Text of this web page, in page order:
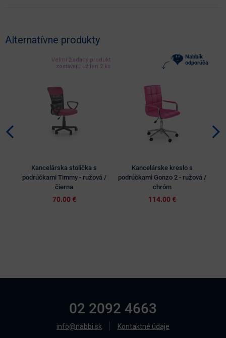
Alternatívne produkty
Veľmi žiadaný produkt
zostávajú už len 2 ks
Kancelárska stolička s
podrúčkami Timmy - ružová /
čierna
70.00 €
Nabbík
odporúča
Kancelárske kreslo s
podrúčkami Gonzo 2 - ružová /
chróm
114.00 €
02 2092 4663
info@nabbi.sk Kontaktné údaje